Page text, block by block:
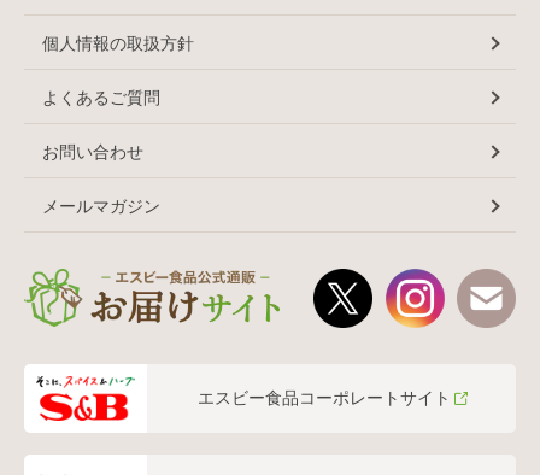
個人情報の取扱方針
よくあるご質問
お問い合わせ
メールマガジン
エスビー食品コーポレートサイト